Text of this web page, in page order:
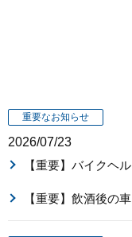
重要なお知らせ
2026/07/23
【重要】バイクヘ
【重要】飲酒後の